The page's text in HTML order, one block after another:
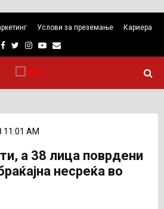
Услови за преземање Кариера
Facebook
TwitterInstagram
Youtube
Email
11:01 AM
а 38 лица поврдени
несреќа во